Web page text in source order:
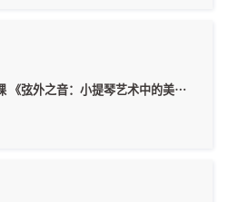
盖·布劳恩斯坦小提琴公开课 《弦外之音：小提琴艺术中的美学密码与人文精神》